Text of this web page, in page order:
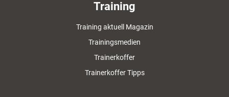
Training
Training aktuell Magazin
Trainingsmedien
Trainerkoffer
Trainerkoffer Tipps